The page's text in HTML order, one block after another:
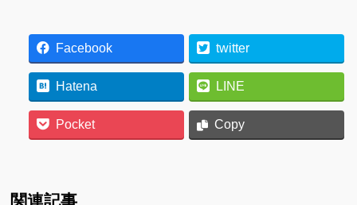
Facebook twitter
Hatena LINE
Pocket Copy
関連記事